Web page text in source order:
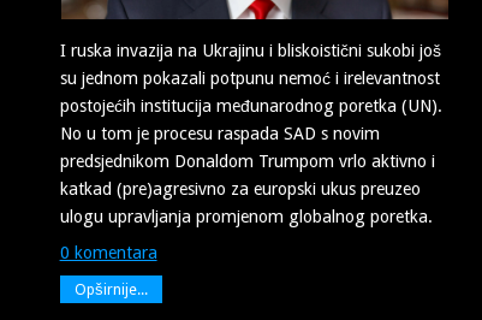
I ruska invazija na Ukrajinu i bliskoistični sukobi još
su jednom pokazali potpunu nemoć i irelevantnost
postojećih institucija međunarodnog poretka (UN).
No u tom je procesu raspada SAD s novim
predsjednikom Donaldom Trumpom vrlo aktivno i
katkad (pre)agresivno za europski ukus preuzeo
ulogu upravljanja promjenom globalnog poretka.
0 komentara
Opširnije...